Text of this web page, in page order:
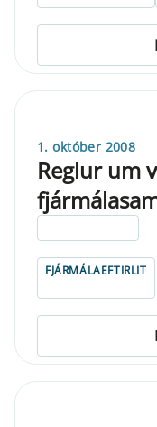
1. október 2008
Reglur um
FJÁRMÁLAEFTIRLIT